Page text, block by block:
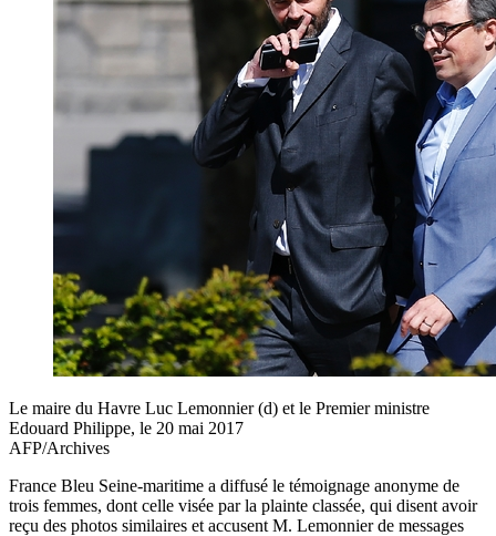
Le maire du Havre Luc Lemonnier (d) et le Premier ministre
Edouard Philippe, le 20 mai 2017
AFP/Archives
France Bleu Seine-maritime a diffusé le témoignage anonyme de
trois femmes, dont celle visée par la plainte classée, qui disent avoir
reçu des photos similaires et accusent M. Lemonnier de messages